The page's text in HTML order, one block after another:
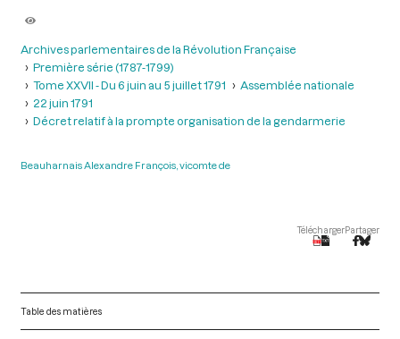
Archives parlementaires de la Révolution Française
Première série (1787-1799)
Tome XXVII - Du 6 juin au 5 juillet 1791
Assemblée nationale
22 juin 1791
Décret relatif à la prompte organisation de la gendarmerie
Beauharnais Alexandre François, vicomte de
TéléchargerPartager
Table des matières